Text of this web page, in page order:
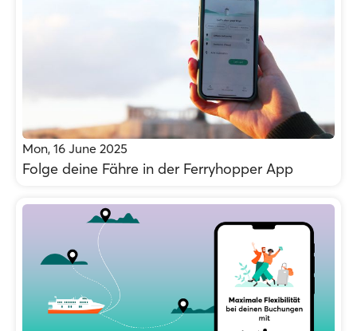
Mon, 16 June 2025
Folge deine Fähre in der Ferryhopper App